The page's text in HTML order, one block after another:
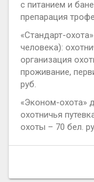
с питанием и
препарация
«Стандарт-
человека):
организация
проживание,
руб.
«Эконом-охота»
охотничья
охоты – 70 бел.